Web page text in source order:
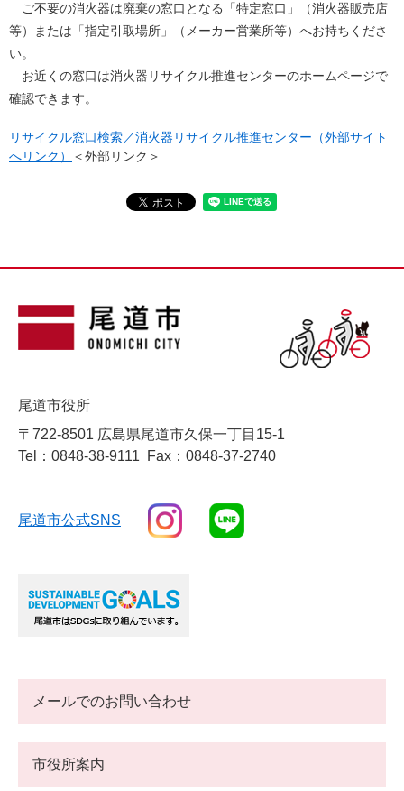
ご不要の消火器は廃棄の窓口となる「特定窓口」（消火器販売店
等）または「指定引取場所」（メーカー営業所等）へお持ちくださ
い。
お近くの窓口は消火器リサイクル推進センターのホームページで
確認できます。
リサイクル窓口検索／消火器リサイクル推進センター（外部サイト
へリンク）
＜外部リンク＞
尾道市役所
〒722-8501 広島県尾道市久保一丁目15-1
Tel：0848-38-9111
Fax：0848-37-2740
尾道市公式SNS
メールでのお問い合わせ
市役所案内